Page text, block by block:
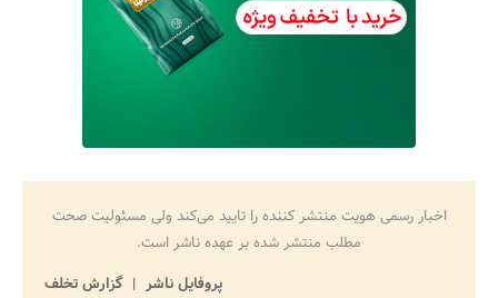
اخبار رسمی هویت منتشر کننده را تایید می‌کند ولی مسئولیت صحت
مطلب منتشر شده بر عهده ناشر است.
پروفایل ناشر
گزارش تخلف